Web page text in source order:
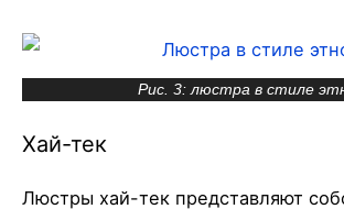
Рис. 3: люстра в стиле
Хай-тек
Люстры хай-тек представляют